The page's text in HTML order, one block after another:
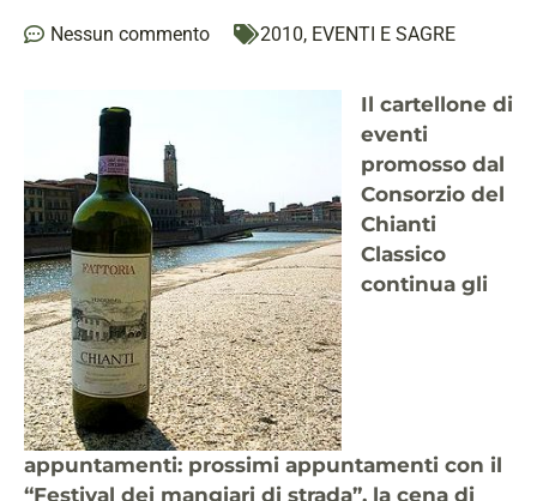
Nessun commento 2010, EVENTI E SAGRE
Il cartellone di
eventi
promosso dal
Consorzio del
Chianti
Classico
continua gli
appuntamenti: prossimi appuntamenti con il
“Festival dei mangiari di strada”, la cena di